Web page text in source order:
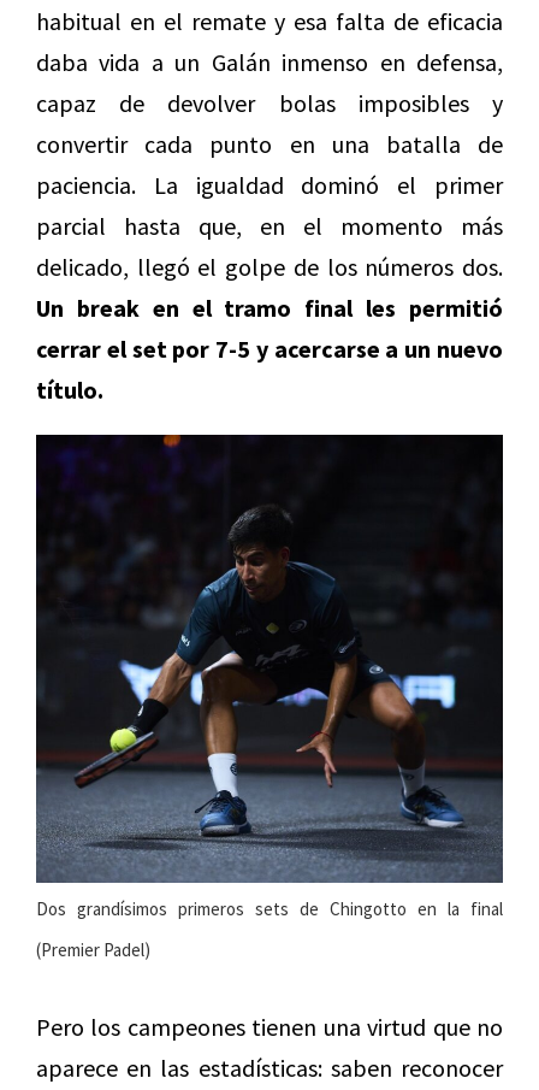
habitual en el remate y esa falta de eficacia
daba vida a un Galán inmenso en defensa,
capaz de devolver bolas imposibles y
convertir cada punto en una batalla de
paciencia. La igualdad dominó el primer
parcial hasta que, en el momento más
delicado, llegó el golpe de los números dos.
Un break en el tramo final les permitió
cerrar el set por 7-5 y acercarse a un nuevo
título.
Dos grandísimos primeros sets de Chingotto en la final
(Premier Padel)
Pero los campeones tienen una virtud que no
aparece en las estadísticas: saben reconocer